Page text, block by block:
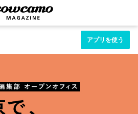
アプリを使う